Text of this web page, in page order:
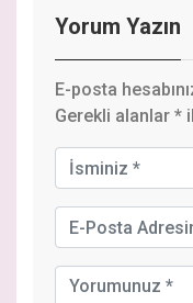
Yorum Yazın
E-posta
Gerekli alanlar *